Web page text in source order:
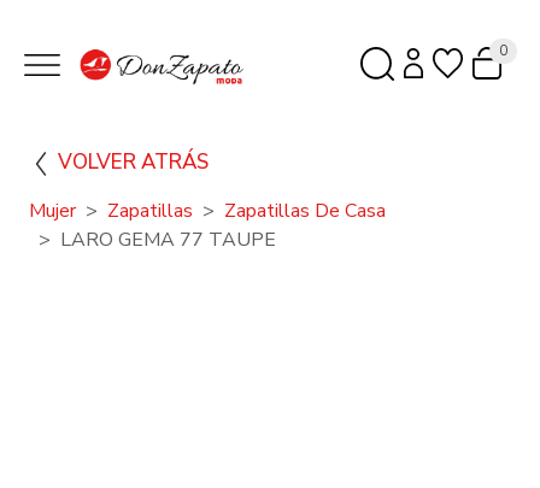
0
VOLVER ATRÁS
Mujer Zapatillas
Zapatillas De Casa
LARO GEMA 77 TAUPE